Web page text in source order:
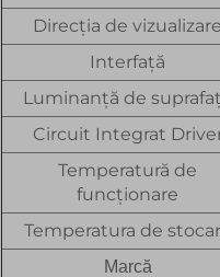
Direcția de vizualizare
Interfață
Luminanță de
Circuit Integrat
Temperatură de
funcționare
Temperatura de
Marcă